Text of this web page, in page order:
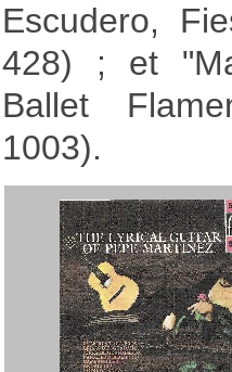
Escudero,
428) ; et
Ballet
1003).